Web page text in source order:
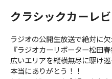
クラシックカーレ
ラジオの公開生放送で絶対に欠
『ラジオカーリポーター松田春
広いエリアを縦横無尽に駆け巡
本当にありがとう！！